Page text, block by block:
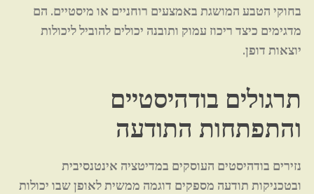
בחוקי הטבע המושגת באמצעים רוחניים או מיסטיים. הם
מדגימים כיצד ריכוז עמוק ותובנה יכולים להוביל ליכולות
יוצאות דופן.
תרגולים בודהיסטיים
והתפתחות התודעה
נזירים בודהיסטים העוסקים במדיטציה אינטנסיבית
ובטכניקות תודעה מספקים דוגמה ממשית לאופן שבו יכולות